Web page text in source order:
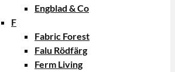
Engblad & Co
F
Fabric Forest
Falu Rödfärg
Ferm Living